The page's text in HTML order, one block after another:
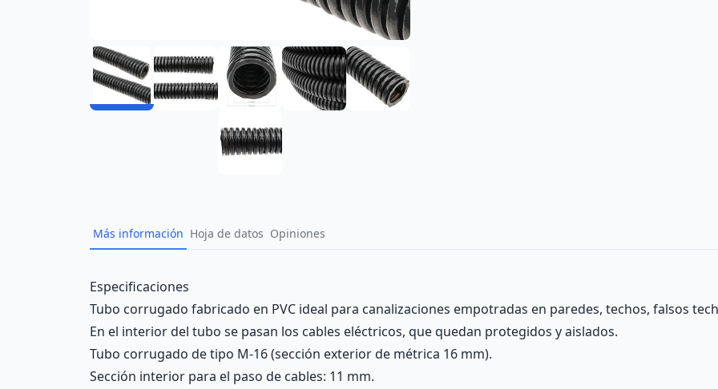
Más información Hoja de datos Opiniones
Description
Especificaciones
Tubo corrugado fabricado en PVC ideal para canalizaciones empotradas en paredes, techos, falsos
En el interior del tubo se pasan los cables eléctricos, que quedan protegidos y aislados.
Tubo corrugado de tipo M-16 (sección exterior de métrica 16 mm).
Sección interior para el paso de cables: 11 mm.